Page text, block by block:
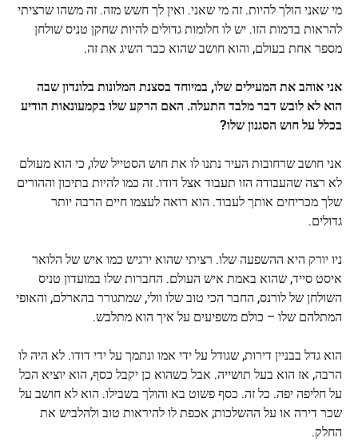
מי שאני הולך להיות. זה מי שאני. ואין לך חשש מזה. זה משהו שרציתי
להראות בדמות הזו. יש לו חלומות גדולים להיות שחקן טניס שולחן
מספר אחת בעולם, והוא חושב שהוא כבר השיג את זה.
אני אוהב את המעילים שלו, במיוחד בסצנת המלונות בלונדון שבה
הוא לא לובש דבר מלבד התעלה. האם הרקע שלו בקמעונאות הודיע ​​
בכלל על חוש הסגנון שלו?
אני חושב שרחובות העיר נתנו לו את חוש הסטייל שלו, כי הוא מעולם
לא רצה שהעבודה הזו תעבוד אצל דודו. זה כמו להיות בתיכון וההורים
שלך מכריחים אותך לעבוד. הוא רואה לעצמו חיים הרבה יותר
גדולים.
ניו יורק היא ההשפעה שלו. רציתי שהוא ירגיש כמו איש של הלואר
איסט סייד, שהוא באמת איש העולם. החברות שלו במועדון טניס
השולחן של לורנס, החבר הכי טוב שלו וולי, שמתגורר בהארלם, והאופי
המתלהם שלו – כולם משפיעים על איך הוא מתלבש.
הוא גדל בבניין דירות, שגודל על ידי אמו ונתמך על ידי דודו. לא היה לו
הרבה, אז הוא בעל תושייה. אבל כשהוא כן יקבל כסף, הוא יוציא הכל
על חליפה יפה. כל זה. כסף פשוט בא והולך בשבילו. הוא לא חושב על
שכר דירה או על ההשלכות; אכפת לו להיראות טוב ולהלביש את
החלק.